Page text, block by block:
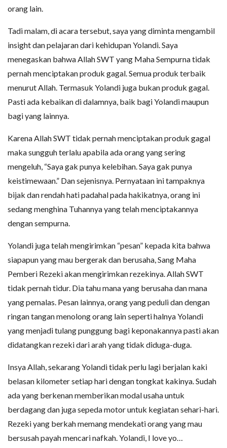
orang lain.
Tadi malam, di acara tersebut, saya yang diminta mengambil
insight dan pelajaran dari kehidupan Yolandi. Saya
menegaskan bahwa Allah SWT yang Maha Sempurna tidak
pernah menciptakan produk gagal. Semua produk terbaik
menurut Allah. Termasuk Yolandi juga bukan produk gagal.
Pasti ada kebaikan di dalamnya, baik bagi Yolandi maupun
bagi yang lainnya.
Karena Allah SWT tidak pernah menciptakan produk gagal
maka sungguh terlalu apabila ada orang yang sering
mengeluh, “Saya gak punya kelebihan. Saya gak punya
keistimewaan.” Dan sejenisnya. Pernyataan ini tampaknya
bijak dan rendah hati padahal pada hakikatnya, orang ini
sedang menghina Tuhannya yang telah menciptakannya
dengan sempurna.
Yolandi juga telah mengirimkan “pesan” kepada kita bahwa
siapapun yang mau bergerak dan berusaha, Sang Maha
Pemberi Rezeki akan mengirimkan rezekinya. Allah SWT
tidak pernah tidur. Dia tahu mana yang berusaha dan mana
yang pemalas. Pesan lainnya, orang yang peduli dan dengan
ringan tangan menolong orang lain seperti halnya Yolandi
yang menjadi tulang punggung bagi keponakannya pasti akan
didatangkan rezeki dari arah yang tidak diduga-duga.
Insya Allah, sekarang Yolandi tidak perlu lagi berjalan kaki
belasan kilometer setiap hari dengan tongkat kakinya. Sudah
ada yang berkenan memberikan modal usaha untuk
berdagang dan juga sepeda motor untuk kegiatan sehari-hari.
Rezeki yang berkah memang mendekati orang yang mau
bersusah payah mencari nafkah. Yolandi, I love yo…